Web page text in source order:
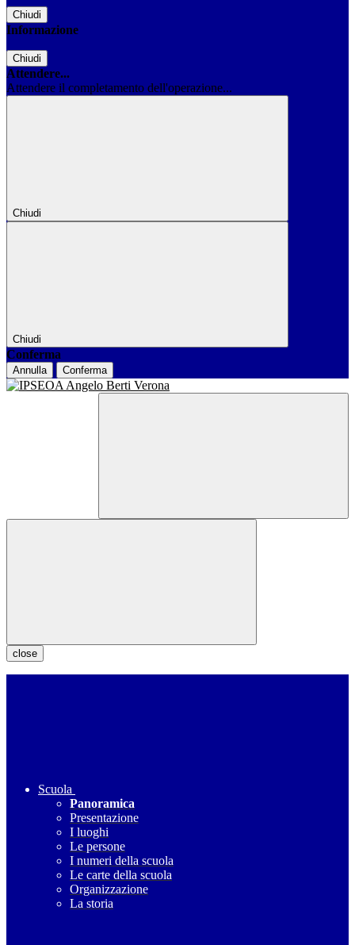
Chiudi
Informazione
Chiudi
Attendere...
Attendere il completamento dell'operazione...
Chiudi
Chiudi
Conferma
Annulla Conferma
close
Scuola
Panoramica
Presentazione
I luoghi
Le persone
I numeri della scuola
Le carte della scuola
Organizzazione
La storia